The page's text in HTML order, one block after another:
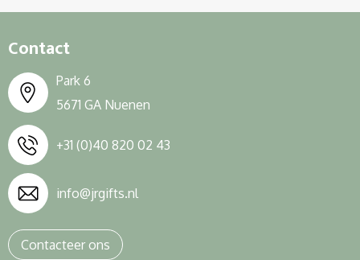
Contact
Park 6
5671 GA Nuenen
+31 (0)40 820 02 43
info@jrgifts.nl
Contacteer ons